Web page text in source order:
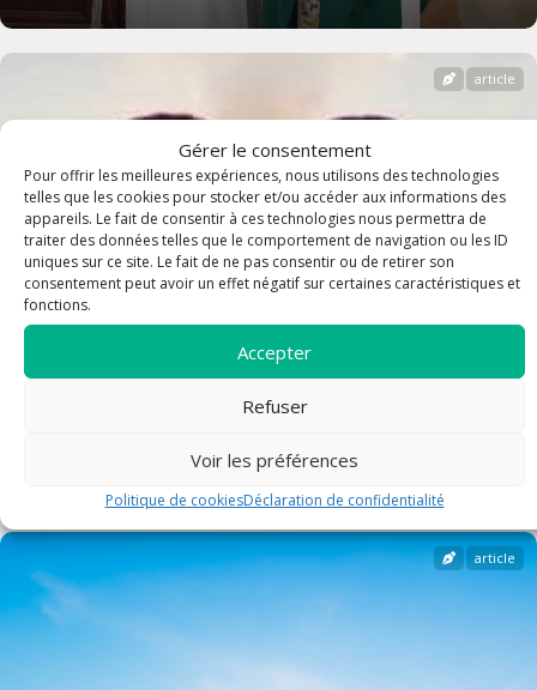
Gérer le consentement
Pour offrir les meilleures expériences, nous utilisons des technologies
telles que les cookies pour stocker et/ou accéder aux informations des
appareils. Le fait de consentir à ces technologies nous permettra de
traiter des données telles que le comportement de navigation ou les ID
uniques sur ce site. Le fait de ne pas consentir ou de retirer son
consentement peut avoir un effet négatif sur certaines caractéristiques et
fonctions.
Accepter
Refuser
Voir les préférences
Politique de cookiesDéclaration de confidentialité
Messes des familles 2024/2025
article
article